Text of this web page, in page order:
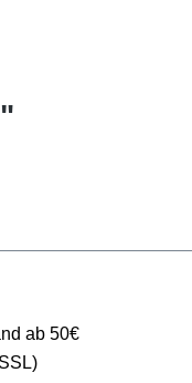
ab 50€